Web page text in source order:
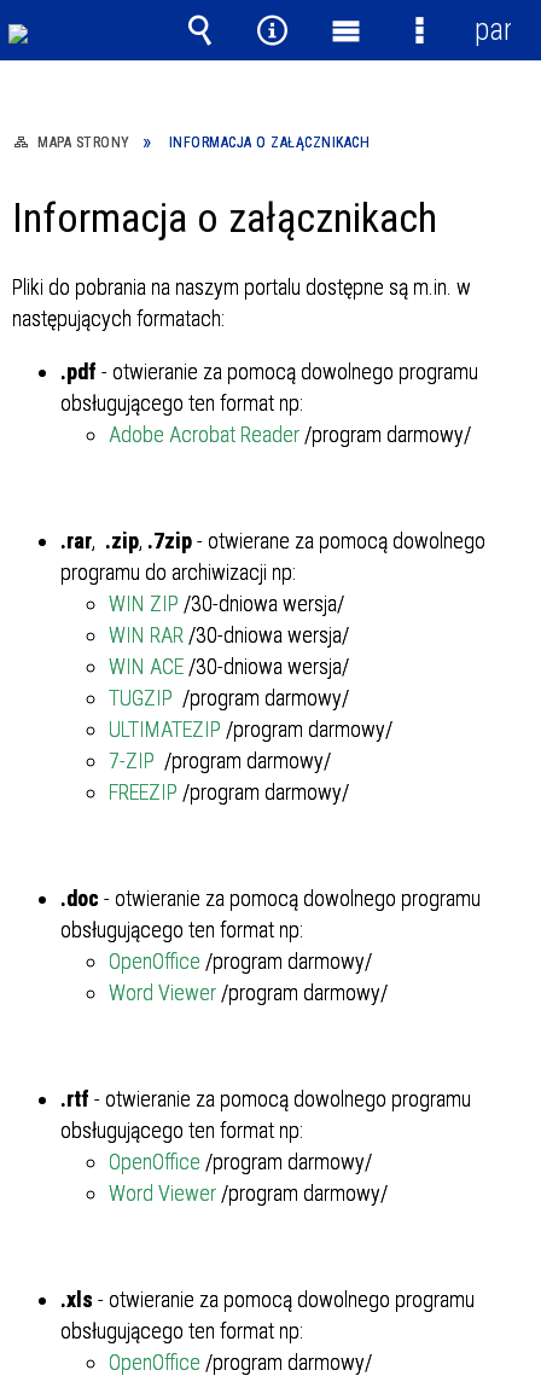
MAPA STRONY INFORMACJA O ZAŁĄCZNIKACH
Informacja o załącznikach
Pliki do pobrania na naszym portalu dostępne są m.in. w
następujących formatach:
.pdf - otwieranie za pomocą dowolnego programu
obsługującego ten format np:
Adobe Acrobat Reader /program darmowy/
.rar, .zip, .7zip- otwierane za pomocą dowolnego
programu do archiwizacji np:
WIN ZIP /30-dniowa wersja/
WIN RAR /30-dniowa wersja/
WIN ACE /30-dniowa wersja/
TUGZIP /program darmowy/
ULTIMATEZIP /program darmowy/
7-ZIP /program darmowy/
FREEZIP /program darmowy/
.doc - otwieranie za pomocą dowolnego programu
obsługującego ten format np:
OpenOffice /program darmowy/
Word Viewer /program darmowy/
.rtf - otwieranie za pomocą dowolnego programu
obsługującego ten format np:
OpenOffice /program darmowy/
Word Viewer /program darmowy/
.xls - otwieranie za pomocą dowolnego programu
obsługującego ten format np:
OpenOffice /program darmowy/
Wyszukiwarka
Narzędzia
Menu Menu
panel